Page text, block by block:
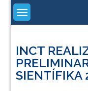
Skip
content
INCT
SIENTÍFIKA